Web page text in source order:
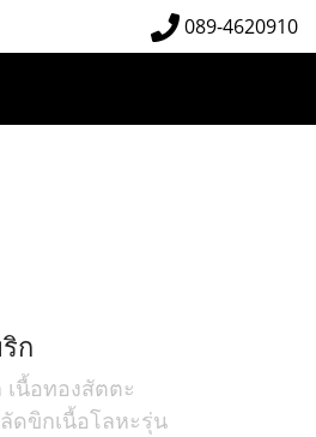
089-4620910
ก
นื้อทองสัตตะ
ดขิกเนื้อโลหะรุ่น